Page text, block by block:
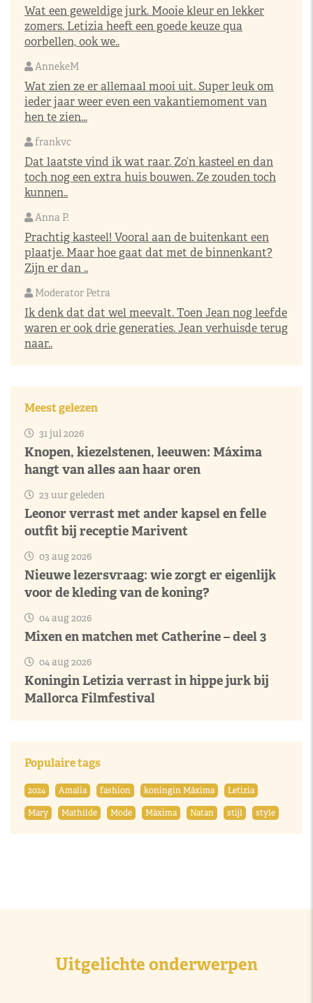
Wat een geweldige jurk. Mooie kleur en lekker
zomers. Letizia heeft een goede keuze qua
oorbellen, ook we..
AnnekeM
Wat zien ze er allemaal mooi uit. Super leuk om
ieder jaar weer even een vakantiemoment van
hen te zien...
frankvc
Dat laatste vind ik wat raar. Zo’n kasteel en dan
toch nog een extra huis bouwen. Ze zouden toch
kunnen..
Anna P.
Prachtig kasteel! Vooral aan de buitenkant een
plaatje. Maar hoe gaat dat met de binnenkant?
Zijn er dan ..
Moderator Petra
Ik denk dat dat wel meevalt. Toen Jean nog leefde
waren er ook drie generaties. Jean verhuisde terug
naar..
Meest gelezen
31 jul 2026
Knopen, kiezelstenen, leeuwen: Máxima
hangt van alles aan haar oren
23 uur geleden
Leonor verrast met ander kapsel en felle
outfit bij receptie Marivent
03 aug 2026
Nieuwe lezersvraag: wie zorgt er eigenlijk
voor de kleding van de koning?
04 aug 2026
Mixen en matchen met Catherine – deel 3
04 aug 2026
Koningin Letizia verrast in hippe jurk bij
Mallorca Filmfestival
Populaire tags
2024 Amalia fashion koningin Máxima
Letizia
Mary
Mathilde Mode Máxima Natan stijl style
Uitgelichte onderwerpen